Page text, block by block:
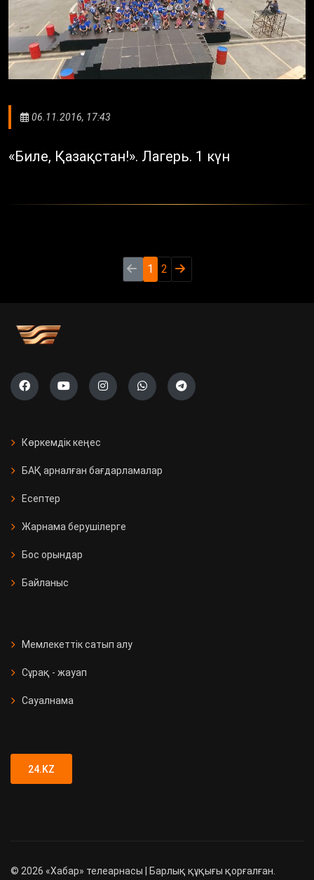
06.11.2016, 17:43
«Биле, Қазақстан!». Лагерь. 1 күн
1 2
Көркемдік кеңес
БАҚ арналған бағдарламалар
Есептер
Жарнама берушілерге
Бос орындар
Байланыс
Мемлекеттік сатып алу
Сұрақ - жауап
Сауалнама
24.KZ
© 2026 «Хабар» телеарнасы | Барлық құқығы қорғалған.